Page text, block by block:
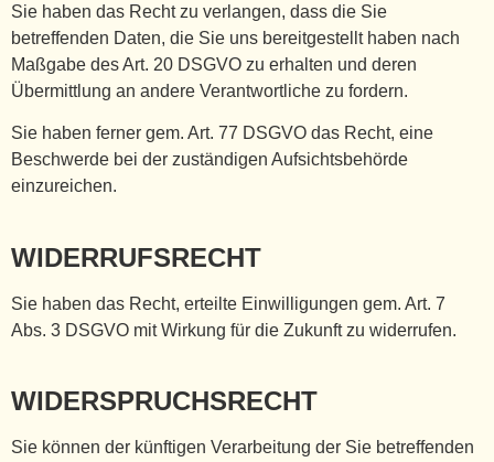
Sie haben das Recht zu verlangen, dass die Sie
betreffenden Daten, die Sie uns bereitgestellt haben nach
Maßgabe des Art. 20 DSGVO zu erhalten und deren
Übermittlung an andere Verantwortliche zu fordern.
Sie haben ferner gem. Art. 77 DSGVO das Recht, eine
Beschwerde bei der zuständigen Aufsichtsbehörde
einzureichen.
WIDERRUFSRECHT
Sie haben das Recht, erteilte Einwilligungen gem. Art. 7
Abs. 3 DSGVO mit Wirkung für die Zukunft zu widerrufen.
WIDERSPRUCHSRECHT
Sie können der künftigen Verarbeitung der Sie betreffenden